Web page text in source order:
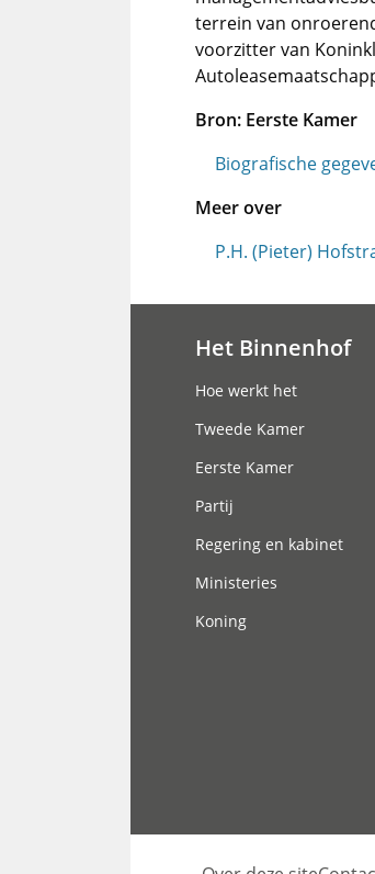
terrein van
voorzitter van
Bron: Eerste Kamer
Biografische
Meer over
P.H. (Pieter)
Het Binnenhof
Hoe werkt het
Tweede Kamer
Eerste Kamer
Partij
Regering en kabinet
Ministeries
Koning